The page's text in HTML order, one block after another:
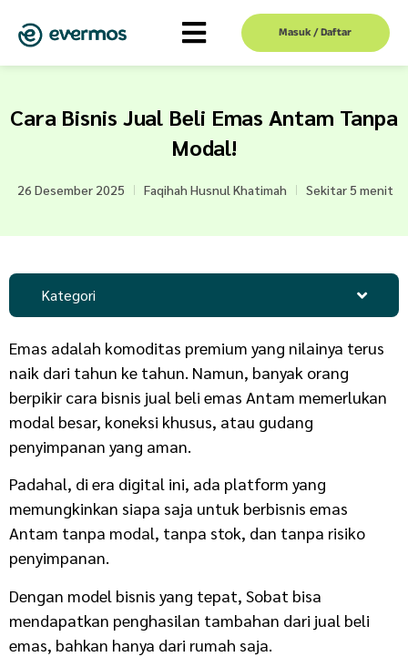
Masuk / Daftar
Cara Bisnis Jual Beli Emas Antam Tanpa
Modal!
26 Desember 2025 Faqihah Husnul Khatimah Sekitar 5 menit
Kategori
Emas adalah komoditas premium yang nilainya terus
naik dari tahun ke tahun. Namun, banyak orang
berpikir cara bisnis jual beli emas Antam memerlukan
modal besar, koneksi khusus, atau gudang
penyimpanan yang aman.
Padahal, di era digital ini, ada platform yang
memungkinkan siapa saja untuk berbisnis emas
Antam tanpa modal, tanpa stok, dan tanpa risiko
penyimpanan.
Dengan model bisnis yang tepat, Sobat bisa
mendapatkan penghasilan tambahan dari jual beli
emas, bahkan hanya dari rumah saja.